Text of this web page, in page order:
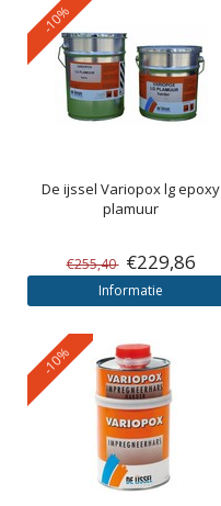
-10%
De ijssel Variopox lg epoxy
plamuur
€255,40 €229,86
Informatie
-10%